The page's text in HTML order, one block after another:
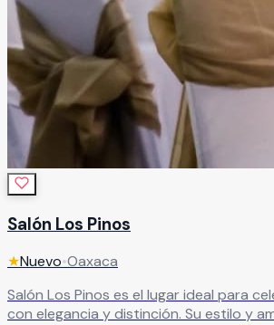
Salón Los Pinos
★Nuevo•Oaxaca
Salón Los Pinos es el lugar ideal para
con elegancia y distinción. Su estilo y